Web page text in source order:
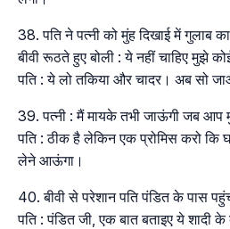
पति ने पत्नी को मुंह दिखाई में गुलाब
बीवी रूठते हुए बोली : ये नहीं चाहिए मुझे
पति : ये लो तकिया और चादर। अब सो
पत्नी : मैं मायके तभी जाऊंगी जब
पति : ठीक है लेकिन एक प्रोमिस करो
लेने आऊंगा।
बीवी से परेशान पति पंडित के पास
पति : पंडित जी, एक बात बताइए ये शादी